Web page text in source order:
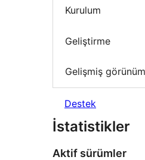
Kurulum
Geliştirme
Gelişmiş görünüm
Destek
İstatistikler
Aktif sürümler